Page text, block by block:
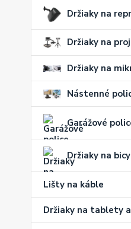
Držiaky na
Držiaky na
Držiaky na
Nástenné
Garážové
Držiaky na
Lišty na káble
Držiaky na tablety